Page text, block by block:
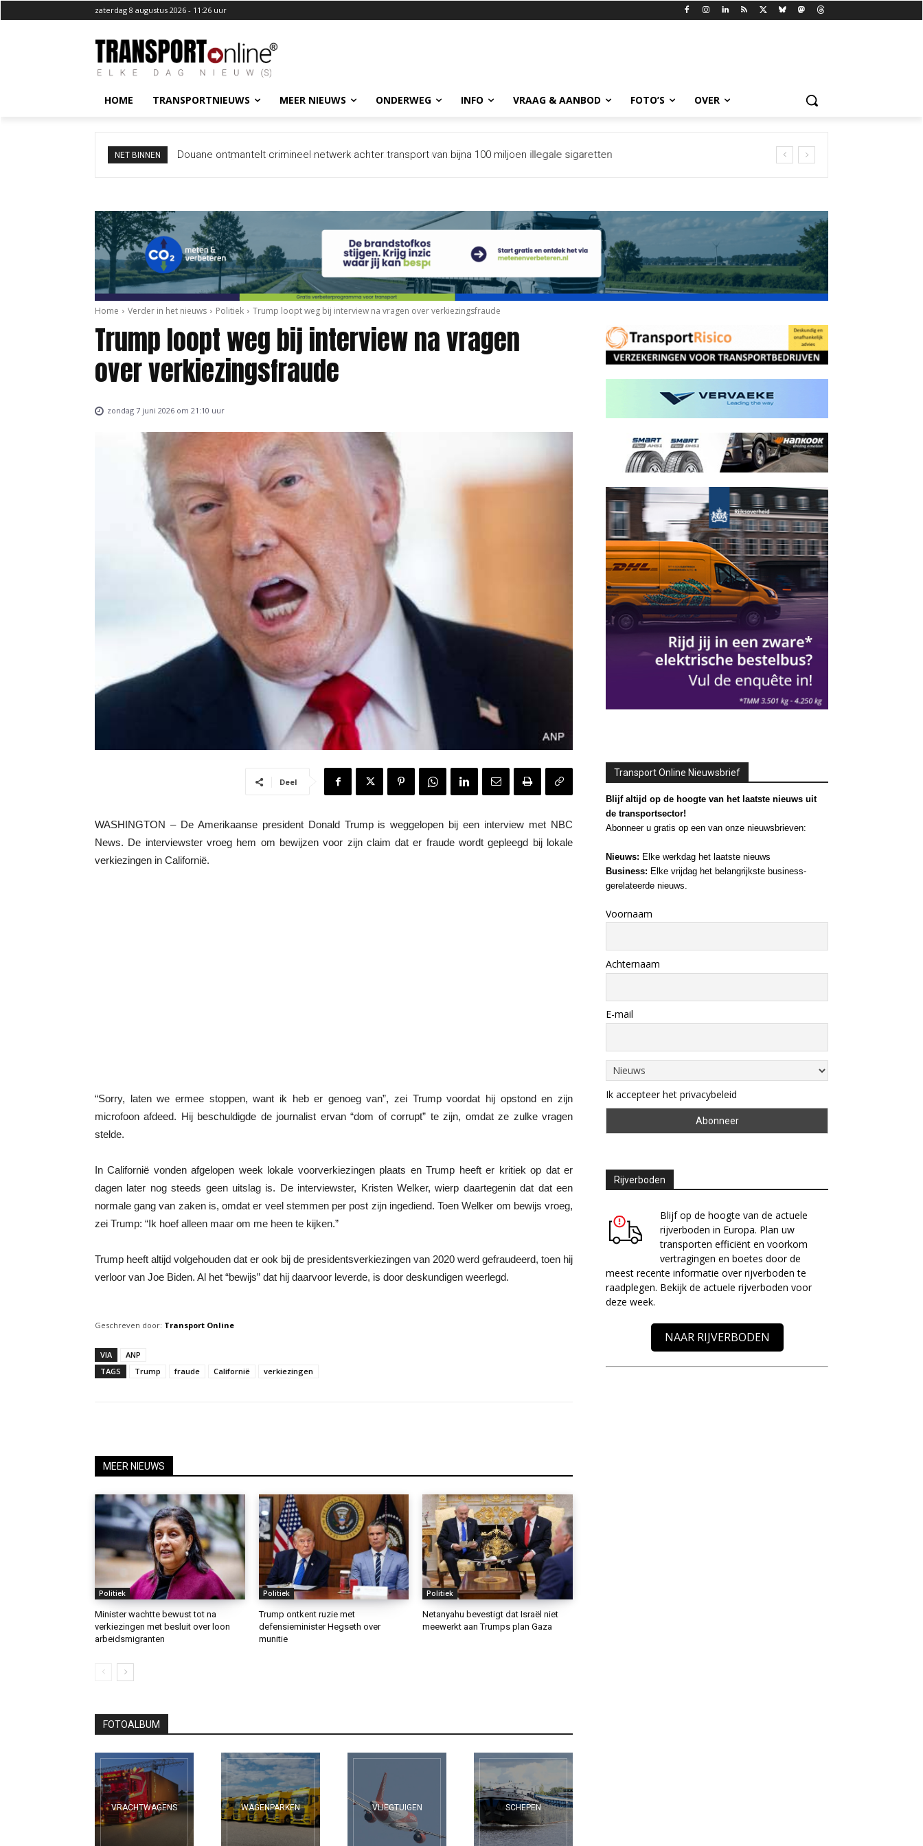
zaterdag 8 augustus 2026 - 11:26 uur
HOME TRANSPORTNIEUWS MEER NIEUWS ONDERWEG INFO VRAAG & AANBOD FOTO’S OVER
NET BINNEN Italië wil grenscontroles niet intrekken na dreigement Spanje
Home Verder in het nieuws Politiek Trump loopt weg bij interview na vragen over verkiezingsfraude
Trump loopt weg bij interview na vragen
over verkiezingsfraude
zondag 7 juni 2026 om 21:10 uur
Deel
WASHINGTON – De Amerikaanse president Donald Trump is weggelopen bij een interview met NBC
News. De interviewster vroeg hem om bewijzen voor zijn claim dat er fraude wordt gepleegd bij lokale
verkiezingen in Californië.
“Sorry, laten we ermee stoppen, want ik heb er genoeg van”, zei Trump voordat hij opstond en zijn
microfoon afdeed. Hij beschuldigde de journalist ervan “dom of corrupt” te zijn, omdat ze zulke vragen
stelde.
In Californië vonden afgelopen week lokale voorverkiezingen plaats en Trump heeft er kritiek op dat er
dagen later nog steeds geen uitslag is. De interviewster, Kristen Welker, wierp daartegenin dat dat een
normale gang van zaken is, omdat er veel stemmen per post zijn ingediend. Toen Welker om bewijs vroeg,
zei Trump: “Ik hoef alleen maar om me heen te kijken.”
Trump heeft altijd volgehouden dat er ook bij de presidentsverkiezingen van 2020 werd gefraudeerd, toen hij
verloor van Joe Biden. Al het “bewijs” dat hij daarvoor leverde, is door deskundigen weerlegd.
Geschreven door: Transport Online
VIA
ANP
TAGS
Trump fraude Californië verkiezingen
MEER NIEUWS
Politiek
Minister wachtte bewust tot na
verkiezingen met besluit over loon
arbeidsmigranten
Politiek
Trump ontkent ruzie met
defensieminister Hegseth over
munitie
Politiek
Netanyahu bevestigt dat Israël niet
meewerkt aan Trumps plan Gaza
FOTOALBUM
VRACHTWAGENS WAGENPARKEN VLIEGTUIGEN SCHEPEN
Transport Online Nieuwsbrief
Blijf altijd op de hoogte van het laatste nieuws uit
de transportsector!
Abonneer u gratis op een van onze nieuwsbrieven:
Nieuws: Elke werkdag het laatste nieuws
Business: Elke vrijdag het belangrijkste business-
gerelateerde nieuws.
Voornaam
Achternaam
E-mail
Ik accepteer het privacybeleid
Rijverboden
Blijf op de hoogte van de actuele
rijverboden in Europa. Plan uw
transporten efficiënt en voorkom
vertragingen en boetes door de
meest recente informatie over rijverboden te
raadplegen. Bekijk de actuele rijverboden voor
deze week.
NAAR RIJVERBODEN